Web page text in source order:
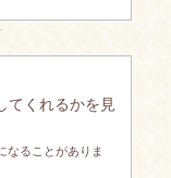
てくれるかを見
なることがありま